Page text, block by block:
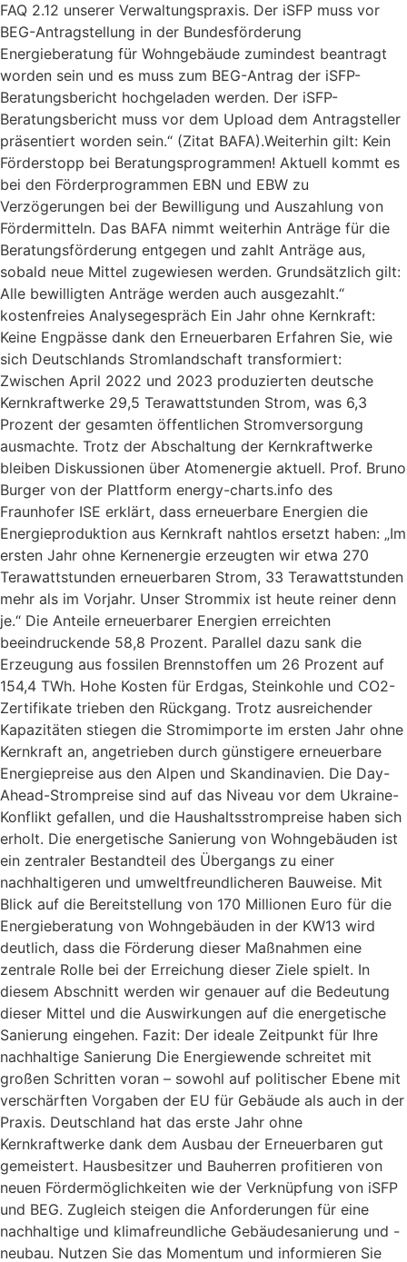
FAQ 2.12 unserer Verwaltungspraxis. Der iSFP muss vor
BEG-Antragstellung in der Bundesförderung
Energieberatung für Wohngebäude zumindest beantragt
worden sein und es muss zum BEG-Antrag der iSFP-
Beratungsbericht hochgeladen werden. Der iSFP-
Beratungsbericht muss vor dem Upload dem Antragsteller
präsentiert worden sein.“ (Zitat BAFA).Weiterhin gilt: Kein
Förderstopp bei Beratungsprogrammen! Aktuell kommt es
bei den Förderprogrammen EBN und EBW zu
Verzögerungen bei der Bewilligung und Auszahlung von
Fördermitteln. Das BAFA nimmt weiterhin Anträge für die
Beratungsförderung entgegen und zahlt Anträge aus,
sobald neue Mittel zugewiesen werden. Grundsätzlich gilt:
Alle bewilligten Anträge werden auch ausgezahlt.“
kostenfreies Analysegespräch Ein Jahr ohne Kernkraft:
Keine Engpässe dank den Erneuerbaren Erfahren Sie, wie
sich Deutschlands Stromlandschaft transformiert:
Zwischen April 2022 und 2023 produzierten deutsche
Kernkraftwerke 29,5 Terawattstunden Strom, was 6,3
Prozent der gesamten öffentlichen Stromversorgung
ausmachte. Trotz der Abschaltung der Kernkraftwerke
bleiben Diskussionen über Atomenergie aktuell. Prof. Bruno
Burger von der Plattform energy-charts.info des
Fraunhofer ISE erklärt, dass erneuerbare Energien die
Energieproduktion aus Kernkraft nahtlos ersetzt haben: „Im
ersten Jahr ohne Kernenergie erzeugten wir etwa 270
Terawattstunden erneuerbaren Strom, 33 Terawattstunden
mehr als im Vorjahr. Unser Strommix ist heute reiner denn
je.“ Die Anteile erneuerbarer Energien erreichten
beeindruckende 58,8 Prozent. Parallel dazu sank die
Erzeugung aus fossilen Brennstoffen um 26 Prozent auf
154,4 TWh. Hohe Kosten für Erdgas, Steinkohle und CO2-
Zertifikate trieben den Rückgang. Trotz ausreichender
Kapazitäten stiegen die Stromimporte im ersten Jahr ohne
Kernkraft an, angetrieben durch günstigere erneuerbare
Energiepreise aus den Alpen und Skandinavien. Die Day-
Ahead-Strompreise sind auf das Niveau vor dem Ukraine-
Konflikt gefallen, und die Haushaltsstrompreise haben sich
erholt. Die energetische Sanierung von Wohngebäuden ist
ein zentraler Bestandteil des Übergangs zu einer
nachhaltigeren und umweltfreundlicheren Bauweise. Mit
Blick auf die Bereitstellung von 170 Millionen Euro für die
Energieberatung von Wohngebäuden in der KW13 wird
deutlich, dass die Förderung dieser Maßnahmen eine
zentrale Rolle bei der Erreichung dieser Ziele spielt. In
diesem Abschnitt werden wir genauer auf die Bedeutung
dieser Mittel und die Auswirkungen auf die energetische
Sanierung eingehen. Fazit: Der ideale Zeitpunkt für Ihre
nachhaltige Sanierung Die Energiewende schreitet mit
großen Schritten voran – sowohl auf politischer Ebene mit
verschärften Vorgaben der EU für Gebäude als auch in der
Praxis. Deutschland hat das erste Jahr ohne
Kernkraftwerke dank dem Ausbau der Erneuerbaren gut
gemeistert. Hausbesitzer und Bauherren profitieren von
neuen Fördermöglichkeiten wie der Verknüpfung von iSFP
und BEG. Zugleich steigen die Anforderungen für eine
nachhaltige und klimafreundliche Gebäudesanierung und -
neubau. Nutzen Sie das Momentum und informieren Sie